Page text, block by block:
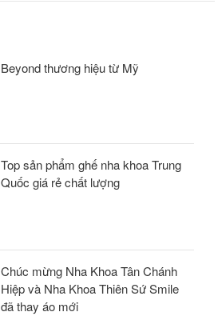
Beyond thương hiệu từ Mỹ
Top sản phẩm ghế nha khoa Trung
Quốc giá rẻ chất lượng
Chúc mừng Nha Khoa Tân Chánh
Hiệp và Nha Khoa Thiên Sứ Smile
đã thay áo mới